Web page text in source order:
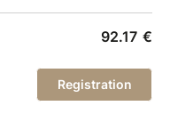
29 août, lors de
que nous
et nouvelles